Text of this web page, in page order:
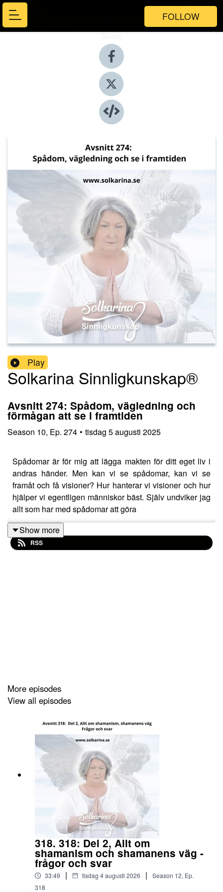
FOLLOW
Share
Play
Solkarina Sinnligkunskap®
Avsnitt 274: Spådom, vägledning och
förmågan att se i framtiden
Season 10, Ep. 274 • tisdag 5 augusti 2025
Spådomar är för mig att lägga makten för ditt eget liv i
andras händer. Men kan vi se spådomar, kan vi se
framåt och få visioner? Hur hanterar vi visioner och hur
hjälper vi egentligen människor bäst. Själv undviker jag
allt som har med spådomar att göra
.
Nästa kursstart är september 2025 läs mer om
.
Swisha donation till 123 007 90 61 Sinnligkunskap
MediReiki utbildning https://solkarina.se/produkt-
kategori/allt-om-reiki-ryoho/
http://www.medireiki.se
http://www.sannessens.seDigitala kursgården med
Reikiplattformen
http://www.shamballa.se
Facebook:
Show more
RSS
More episodes
View all episodes
318. 318: Del 2, Allt om
shamanism och shamanens väg -
frågor och svar
33:49 | tisdag 4 augusti 2026 | Season 12, Ep.
318